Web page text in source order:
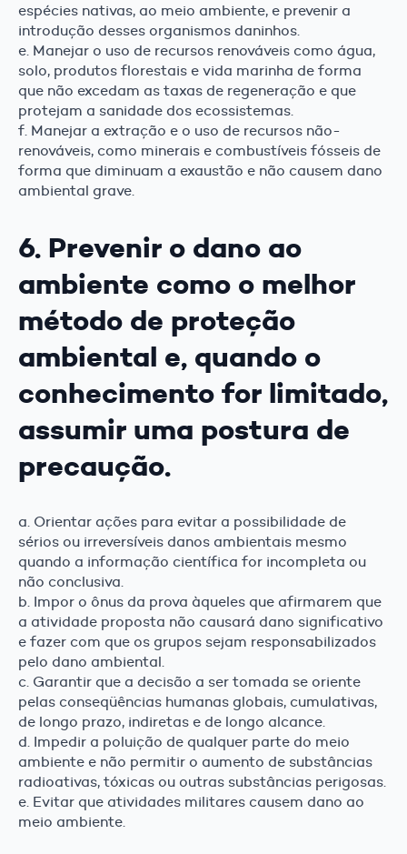
espécies nativas, ao meio ambiente, e prevenir a
introdução desses organismos daninhos.
e. Manejar o uso de recursos renováveis como água,
solo, produtos florestais e vida marinha de forma
que não excedam as taxas de regeneração e que
protejam a sanidade dos ecossistemas.
f. Manejar a extração e o uso de recursos não-
renováveis, como minerais e combustíveis fósseis de
forma que diminuam a exaustão e não causem dano
ambiental grave.
6. Prevenir o dano ao
ambiente como o melhor
método de proteção
ambiental e, quando o
conhecimento for limitado,
assumir uma postura de
precaução.
a. Orientar ações para evitar a possibilidade de
sérios ou irreversíveis danos ambientais mesmo
quando a informação científica for incompleta ou
não conclusiva.
b. Impor o ônus da prova àqueles que afirmarem que
a atividade proposta não causará dano significativo
e fazer com que os grupos sejam responsabilizados
pelo dano ambiental.
c. Garantir que a decisão a ser tomada se oriente
pelas conseqüências humanas globais, cumulativas,
de longo prazo, indiretas e de longo alcance.
d. Impedir a poluição de qualquer parte do meio
ambiente e não permitir o aumento de substâncias
radioativas, tóxicas ou outras substâncias perigosas.
e. Evitar que atividades militares causem dano ao
meio ambiente.